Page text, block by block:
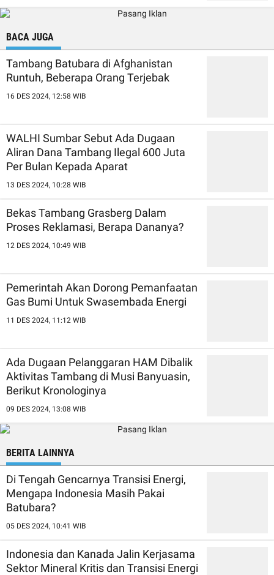
BACA JUGA
Tambang Batubara di Afghanistan
Runtuh, Beberapa Orang Terjebak
16 DES 2024, 12:58 WIB
WALHI Sumbar Sebut Ada Dugaan
Aliran Dana Tambang Ilegal 600 Juta
Per Bulan Kepada Aparat
13 DES 2024, 10:28 WIB
Bekas Tambang Grasberg Dalam
Proses Reklamasi, Berapa Dananya?
12 DES 2024, 10:49 WIB
Pemerintah Akan Dorong Pemanfaatan
Gas Bumi Untuk Swasembada Energi
11 DES 2024, 11:12 WIB
Ada Dugaan Pelanggaran HAM Dibalik
Aktivitas Tambang di Musi Banyuasin,
Berikut Kronologinya
09 DES 2024, 13:08 WIB
BERITA LAINNYA
Di Tengah Gencarnya Transisi Energi,
Mengapa Indonesia Masih Pakai
Batubara?
05 DES 2024, 10:41 WIB
Indonesia dan Kanada Jalin Kerjasama
Sektor Mineral Kritis dan Transisi Energi